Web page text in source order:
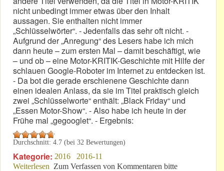
nicht unbedingt immer etwas über den Inhalt
aussagen. Sie enthalten nicht immer
„Schlüsselwörter“. - Jedenfalls das sehr oft nicht. -
Aufgrund der „Anregung“ des Lesers habe ich mich
dann heute – zum ersten Mal – damit beschäftigt, wie
– und ob – eine Motor-KRITIK-Geschichte mit Hilfe der
schlauen Google-Roboter im Internet zu entdecken ist.
- Da bot die gerade erschienene Geschichte dann
einen idealen Anlass, da sie im Titel praktisch gleich
zwei „Schlüsselworte“ enthält: „Black Friday“ und
„Essen Motor-Show“. - Also habe ich heute in der
Frühe mal „gegooglet“. - Ergebnis:
Durchschnitt: 4.7 (bei 32 Bewertungen)
Kategorie: 2016
2016-11
Weiterlesen über Google: ...mit geheimen Algorithmen?
Zum Verfassen von Kommentaren bitte